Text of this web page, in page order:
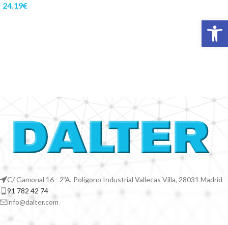
24.19€
C/ Gamonal 16 - 2ºA, Polígono Industrial Vallecas Villa, 28031 Madrid
91 782 42 74
info@dalter.com
Abrir